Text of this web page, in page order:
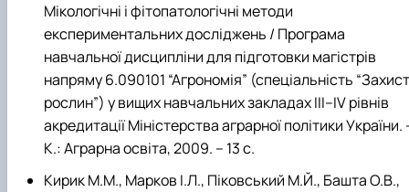
Мікологічні і фітопатологічні методи
експериментальних досліджень / Програма
навчальної дисципліни для підготовки магістрів
напряму 6.090101 “Агрономія” (спеціальність “Захист
рослин”) у вищих навчальних закладах ІІІ–IV рівнів
акредитації Міністерства аграрної політики України.
К.: Аграрна освіта, 2009. – 13 с.
Кирик М.М., Марков І.Л., Піковський М.Й., Башта О.В.,